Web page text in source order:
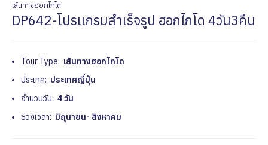
เส้นทางฮอกไกโด
DP642-โปรเเกรมสำเร็จรูป ฮอกไกโด 4วัน3คืน
Tour Type: เส้นทางฮอกไกโด
ประเทศ: ประเทศญี่ปุ่น
จำนวนวัน: 4 วัน
ช่วงเวลา: มิถุนายน- สิงหาคม